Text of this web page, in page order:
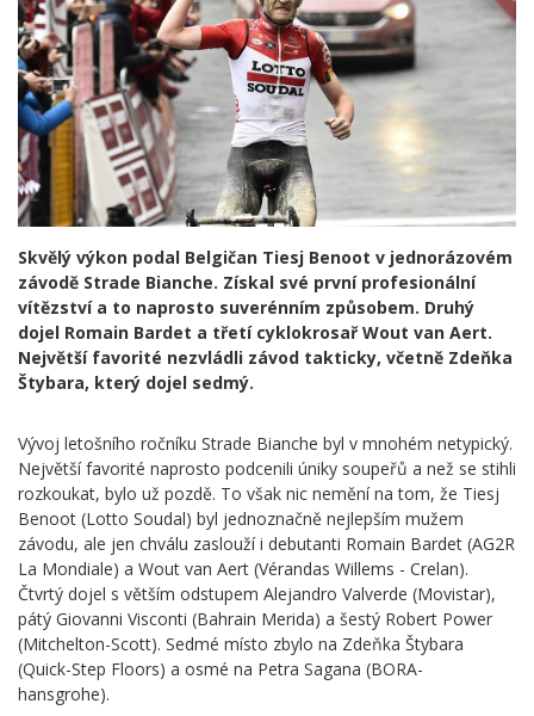
Skvělý výkon podal Belgičan Tiesj Benoot v jednorázovém
závodě Strade Bianche. Získal své první profesionální
vítězství a to naprosto suverénním způsobem. Druhý
dojel Romain Bardet a třetí cyklokrosař Wout van Aert.
Největší favorité nezvládli závod takticky, včetně Zdeňka
Štybara, který dojel sedmý.
Vývoj letošního ročníku Strade Bianche byl v mnohém netypický.
Největší favorité naprosto podcenili úniky soupeřů a než se stihli
rozkoukat, bylo už pozdě. To však nic nemění na tom, že Tiesj
Benoot (Lotto Soudal) byl jednoznačně nejlepším mužem
závodu, ale jen chválu zaslouží i debutanti Romain Bardet (AG2R
La Mondiale) a Wout van Aert (Vérandas Willems - Crelan).
Čtvrtý dojel s větším odstupem Alejandro Valverde (Movistar),
pátý Giovanni Visconti (Bahrain Merida) a šestý Robert Power
(Mitchelton-Scott). Sedmé místo zbylo na Zdeňka Štybara
(Quick-Step Floors) a osmé na Petra Sagana (BORA-
hansgrohe).